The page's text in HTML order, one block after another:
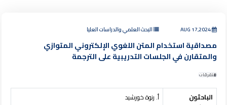
AUG 17,2024 البحث العلمي والدراسات العليا
مصداقية استخدام المتن اللغوي الإلكتروني المتوازي
والمتقارن في الجلسات التدريبية على الترجمة
متفرقات
الباحثون
أ. رنوة خورشيد